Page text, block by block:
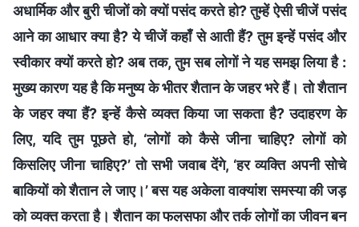
अधार्मिक और बुरी चीजों को क्यों पसंद करते हो? तुम्हें ऐसी चीजें पसंद
आने का आधार क्या है? ये चीजें कहाँ से आती हैं? तुम इन्हें पसंद और
स्वीकार क्यों करते हो? अब तक, तुम सब लोगों ने यह समझ लिया है :
मुख्य कारण यह है कि मनुष्य के भीतर शैतान के जहर भरे हैं। तो शैतान
के जहर क्या हैं? इन्हें कैसे व्यक्त किया जा सकता है? उदाहरण के
लिए, यदि तुम पूछते हो, ‘लोगों को कैसे जीना चाहिए? लोगों को
किसलिए जीना चाहिए?’ तो सभी जवाब देंगे, ‘हर व्यक्ति अपनी सोचे
बाकियों को शैतान ले जाए।’ बस यह अकेला वाक्यांश समस्या की जड़
को व्यक्त करता है। शैतान का फलसफा और तर्क लोगों का जीवन बन